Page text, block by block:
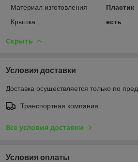
Материал изготовления
Пластик
Крышка
есть
Скрыть
Условия доставки
Доставка осуществляется только по
Транспортная компания
Все условия доставки
Условия оплаты